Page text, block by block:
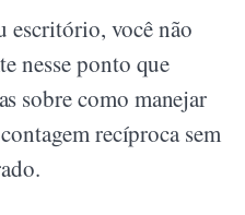
escritório, você não
nesse ponto que
sobre como manejar
recíproca sem